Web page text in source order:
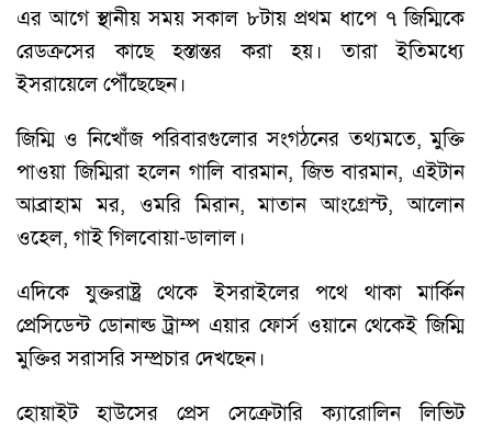
এর আগে স্থানীয় সময় সকাল ৮টায় প্রথম ধাপে ৭ জিম্মিকে
রেডক্রসের কাছে হস্তান্তর করা হয়। তারা ইতিমধ্যে
ইসরায়েলে পৌঁছেছেন।
জিম্মি ও নিখোঁজ পরিবারগুলোর সংগঠনের তথ্যমতে, মুক্তি
পাওয়া জিম্মিরা হলেন গালি বারমান, জিভ বারমান, এইটান
আব্রাহাম মর, ওমরি মিরান, মাতান আংগ্রেস্ট, আলোন
ওহেল, গাই গিলবোয়া-ডালাল।
এদিকে যুক্তরাষ্ট্র থেকে ইসরাইলের পথে থাকা মার্কিন
প্রেসিডেন্ট ডোনাল্ড ট্রাম্প এয়ার ফোর্স ওয়ানে থেকেই জিম্মি
মুক্তির সরাসরি সম্প্রচার দেখছেন।
হোয়াইট হাউসের প্রেস সেক্রেটারি ক্যারোলিন লিভিট